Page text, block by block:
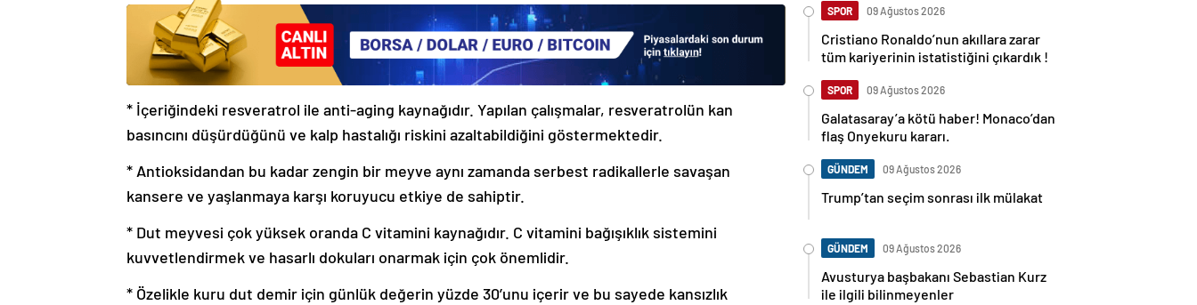
* İçeriğindeki resveratrol ile anti-aging kaynağıdır. Yapılan çalışmalar, resveratrolün kan
basıncını düşürdüğünü ve kalp hastalığı riskini azaltabildiğini göstermektedir.
* Antioksidandan bu kadar zengin bir meyve aynı zamanda serbest radikallerle savaşan
kansere ve yaşlanmaya karşı koruyucu etkiye de sahiptir.
* Dut meyvesi çok yüksek oranda C vitamini kaynağıdır. C vitamini bağışıklık sistemini
kuvvetlendirmek ve hasarlı dokuları onarmak için çok önemlidir.
* Özelikle kuru dut demir için günlük değerin yüzde 30’unu içerir ve bu sayede kansızlık
SPOR 09 Ağustos 2026
Cristiano Ronaldo’nun akıllara zarar
tüm kariyerinin istatistiğini çıkardık !
SPOR 09 Ağustos 2026
Galatasaray’a kötü haber! Monaco’dan
flaş Onyekuru kararı.
GÜNDEM 09 Ağustos 2026
Trump’tan seçim sonrası ilk mülakat
GÜNDEM 09 Ağustos 2026
Avusturya başbakanı Sebastian Kurz
ile ilgili bilinmeyenler